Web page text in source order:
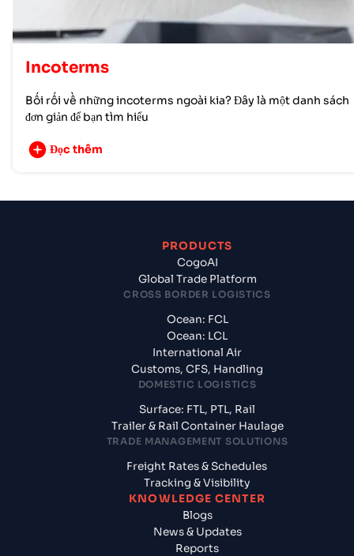
Incoterms
Bối rối về những incoterms ngoài kia? Đây là một danh sách
đơn giản để bạn tìm hiểu
Đọc thêm
PRODUCTS
CogoAI
Global Trade Platform
CROSS BORDER LOGISTICS
Ocean: FCL
Ocean: LCL
International Air
Customs, CFS, Handling
DOMESTIC LOGISTICS
Surface: FTL, PTL, Rail
Trailer & Rail Container Haulage
TRADE MANAGEMENT SOLUTIONS
Freight Rates & Schedules
Tracking & Visibility
KNOWLEDGE CENTER
Blogs
News & Updates
Reports